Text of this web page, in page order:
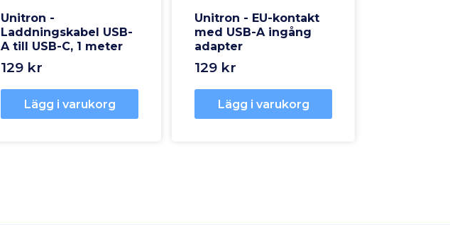
Unitron -
Laddningskabel USB-
A till USB-C, 1 meter
129 kr
Lägg i varukorg
Unitron - EU-kontakt
med USB-A ingång
adapter
129 kr
Lägg i varukorg